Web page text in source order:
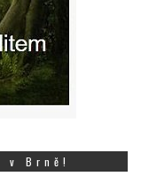
v Brně!